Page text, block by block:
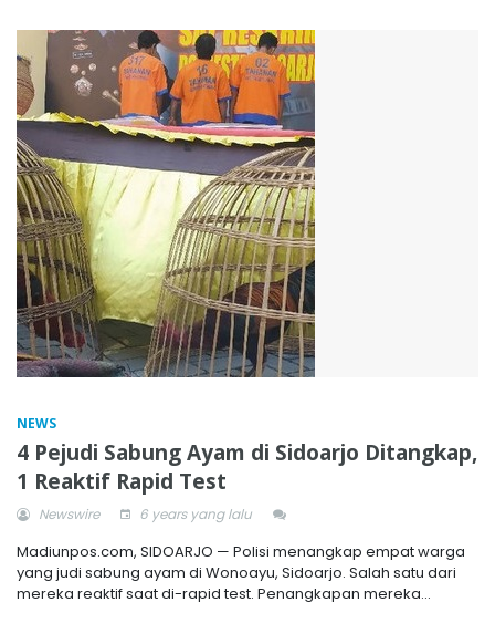
NEWS
4 Pejudi Sabung Ayam di Sidoarjo Ditangkap,
1 Reaktif Rapid Test
Newswire 6 years yang lalu
Madiunpos.com, SIDOARJO — Polisi menangkap empat warga
yang judi sabung ayam di Wonoayu, Sidoarjo. Salah satu dari
mereka reaktif saat di-rapid test. Penangkapan mereka...